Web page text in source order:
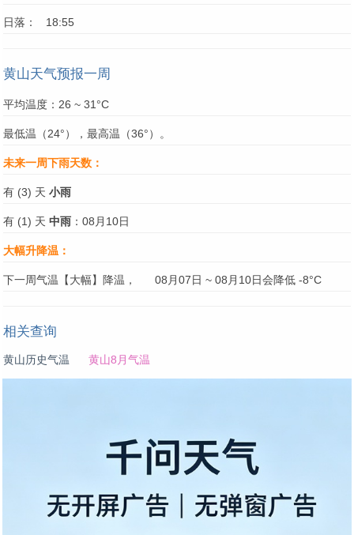
日落： 18:55
黄山天气预报一周
平均温度：26 ~ 31°C
最低温（24°），最高温（36°）。
未来一周下雨天数：
有 (3) 天 小雨
有 (1) 天 中雨 ：08月10日
大幅升降温：
下一周气温【大幅】降温， 08月07日 ~ 08月10日会降低 -8°C
相关查询
黄山历史气温 黄山8月气温